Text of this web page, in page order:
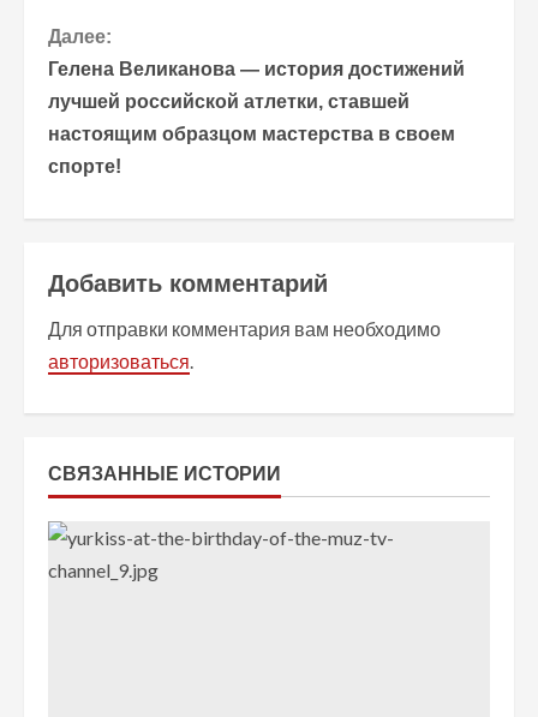
о
л
ж
и
т
ь
ч
т
е
н
и
Далее:
Гелена Великанова — история достижений
лучшей российской атлетки, ставшей
настоящим образцом мастерства в своем
спорте!
Добавить комментарий
Для отправки комментария вам необходимо
авторизоваться.
СВЯЗАННЫЕ ИСТОРИИ